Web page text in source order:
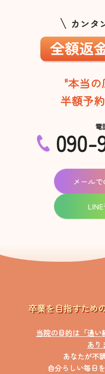
"本当の
半額予約
電
090-
卒業を目指すため
当院の目的は「通い
あり
あなたが不
自分らしい毎日